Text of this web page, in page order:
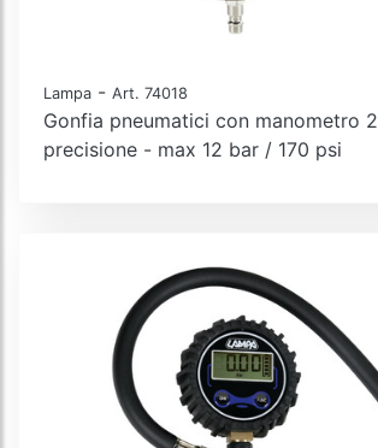
Lampa - Art. 74018
Gonfia pneumatici con manometro
precisione - max 12 bar / 170 psi